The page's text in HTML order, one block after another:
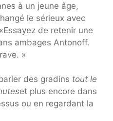
à un jeune âge,
le sérieux avec
de retenir une
ambages Antonoff.
»
des gradins tout le
et plus encore dans
ou en regardant la